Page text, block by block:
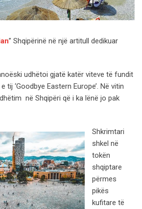
” Shqipërinë në një artitull dedikuar
udhëtoi gjatë katër viteve të fundit
tij ‘Goodbye Eastern Europe’. Në vitin
në Shqipëri që i ka lënë jo pak
Shkrimtari
shkel në
tokën
shqiptare
përmes
pikës
kufitare të